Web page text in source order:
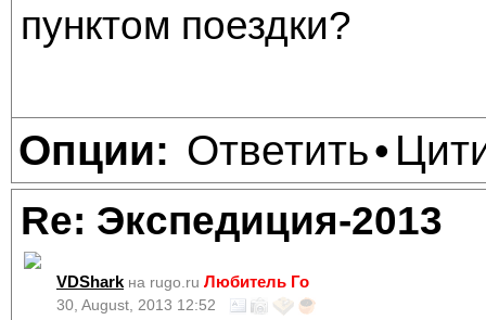
пунктом поездки?
Опции: Ответить•
Re: Экспедиция-2013
VDShark на rugo.ru Любитель Го
30, August, 2013 12:52